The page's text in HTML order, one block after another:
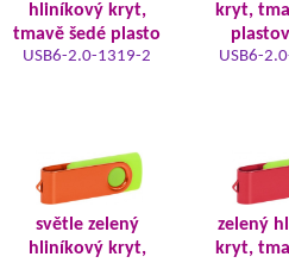
hliníkový kryt,
tmavě šedé plasto
USB6-2.0-1319-2
kryt,
USB6-
světle zelený
hliníkový kryt,
zelený
kryt,